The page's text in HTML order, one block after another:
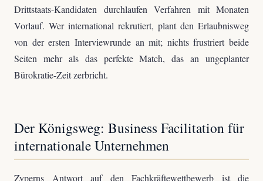
Drittstaats-Kandidaten durchlaufen Verfahren mit Monaten
Vorlauf. Wer international rekrutiert, plant den Erlaubnisweg
von der ersten Interviewrunde an mit; nichts frustriert beide
Seiten mehr als das perfekte Match, das an ungeplanter
Bürokratie-Zeit zerbricht.
Der Königsweg: Business Facilitation für
internationale Unternehmen
Zyperns Antwort auf den Fachkräftewettbewerb ist die